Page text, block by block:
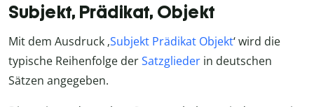
Subjekt, Prädikat, Objekt
Mit dem Ausdruck ‚Subjekt Prädikat Objekt‘ wird die
typische Reihenfolge derSatzglieder in deutschen
Sätzen angegeben.